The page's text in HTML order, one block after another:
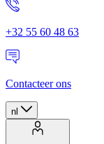
+32 55 60 48 63
Contacteer ons
nl